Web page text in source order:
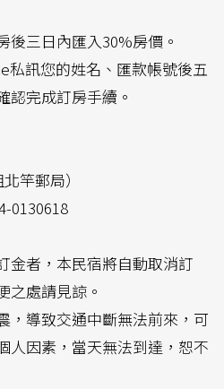
後三日內匯入30%房價。
私訊您的姓名、匯款帳號後五
認完成訂房手續。
竿郵局）
0130618
金者，本民宿將自動取消訂
之處請見諒。
，導致交通中斷無法前來，可
人因素，當天無法到達，恕不